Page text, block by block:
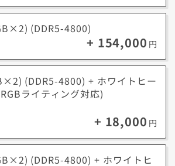
、極めて大容量のメモリが必要なタスクに最
(DDR5-4800)
+ 154,000 円
(DDR5-4800) + ホワイトヒー
ライティング対応)
+ 18,000 円
(DDR5-4800) + ホワイトヒ